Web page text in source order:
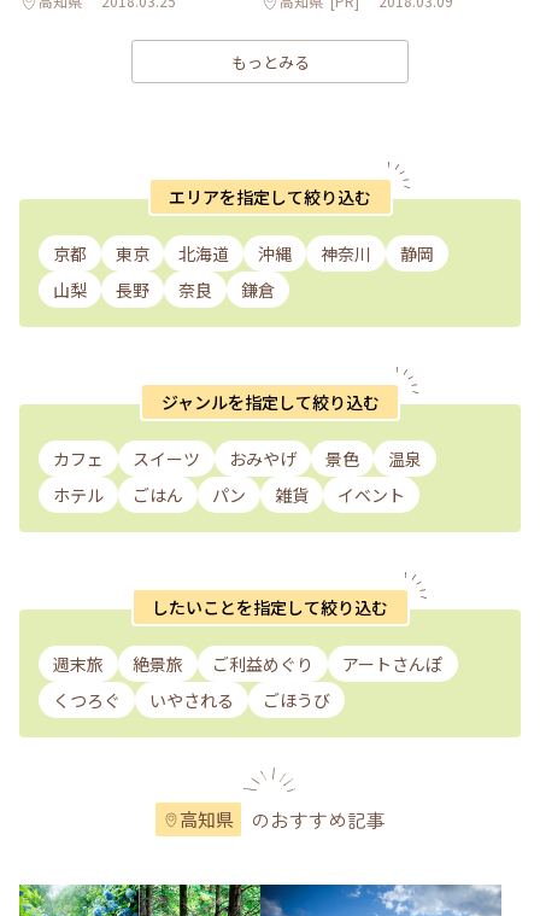
もっとみる
エリアを指定して絞り込む
京都 東京 北海道 沖縄 神奈川
静岡
山梨
長野 奈良 鎌倉
ジャンルを指定して絞り込む
カフェ スイーツ おみやげ 景色
温泉
ホテル
ごはん パン 雑貨 イベント
したいことを指定して絞り込む
週末旅 絶景旅 ご利益めぐり
アートさんぽ
くつろぐ
いやされる ごほうび
高知県 のおすすめ記事